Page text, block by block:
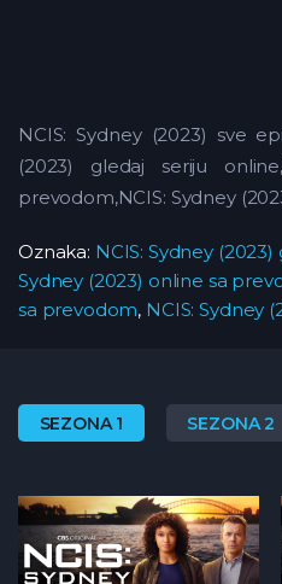
NCIS: Sydney (2023) sve
(2023) gledaj seriju
prevodom,NCIS: Sydney
Oznaka: NCIS: Sydney
Sydney (2023) online sa
sa prevodom, NCIS: Sydney
SEZONA 1 SEZONA 2